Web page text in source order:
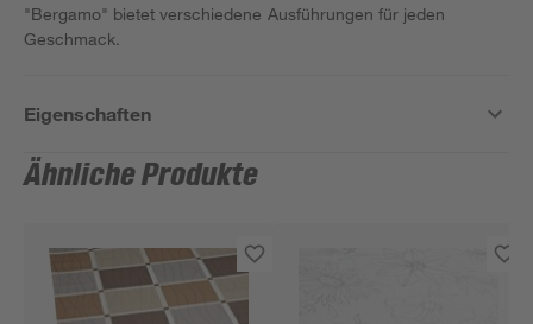
"Bergamo" bietet verschiedene Ausführungen für jeden
Geschmack.
Eigenschaften
Ähnliche Produkte